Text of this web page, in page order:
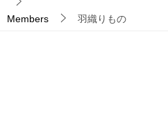
Members 羽織りもの